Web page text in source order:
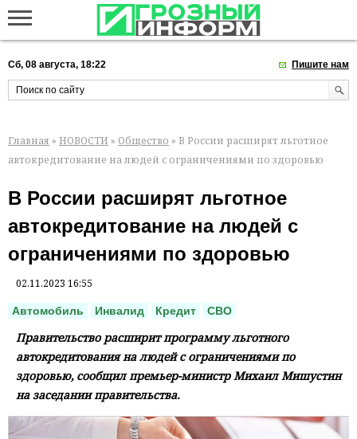
Сб, 08 августа, 18:22 Пишите нам
Главная » НОВОСТИ » Общество » В России расширят льготное
автокредитование на людей с ограничениями по здоровью
В России расширят льготное
автокредитование на людей с
ограничениями по здоровью
02.11.2023 16:55
Автомобиль Инвалид Кредит СВО
Правительство расширит программу льготного
автокредитования на людей с ограничениями по
здоровью, сообщил премьер-министр Михаил Мишустин
на заседании правительства.